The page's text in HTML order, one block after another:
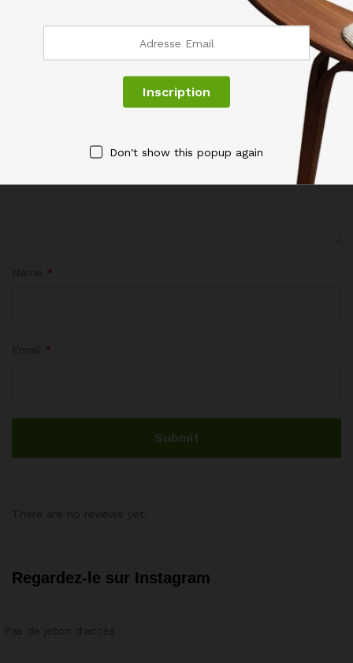
champs obligatoires sont indiqués avec
*
*
Regardez-le sur Instagram
Don't show this popup again